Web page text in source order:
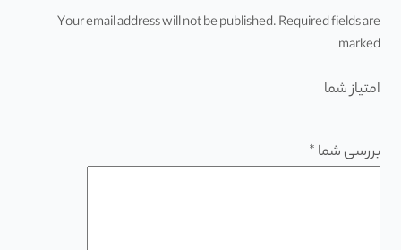
Your email address will not be published. Required fields are
marked
امتیاز شما
بررسی شما*